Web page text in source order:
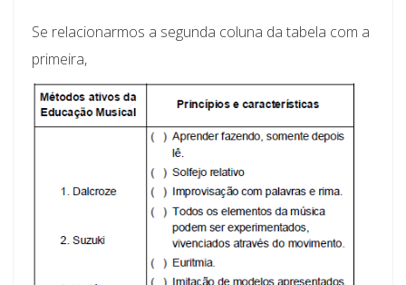
Se relacionarmos a segunda coluna da tabela com a
primeira,